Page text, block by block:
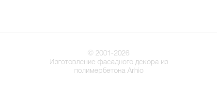
© 2001-2026
Изготовление фасадного декора из
полимербетона Arhio